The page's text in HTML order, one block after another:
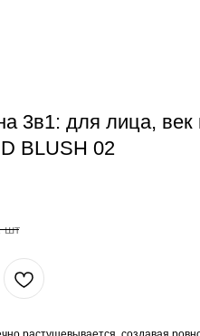
3в1: для лица, век
BLUSH 02
шт